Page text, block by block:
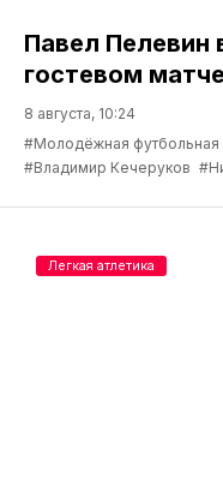
Павел Пелевин
гостевом матче
8 августа, 10:24
#Молодёжная футбольная
#Владимир Кечеруков
Легкая атлетика